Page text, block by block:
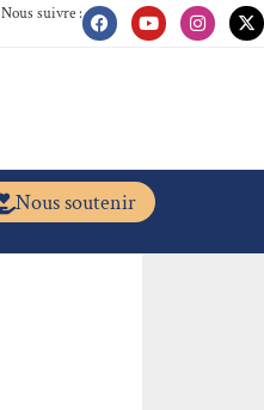
Nous suivre :
Nous soutenir